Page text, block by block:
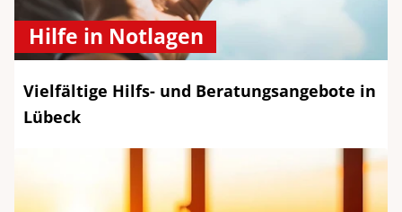
Hilfe in Notlagen
Vielfältige Hilfs- und Beratungsangebote in
Lübeck